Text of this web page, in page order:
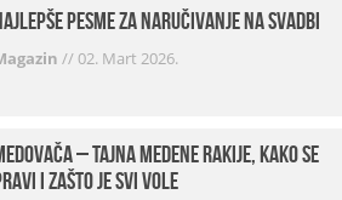
pesme za naručivanje na svadbi
//02. Mart 2026.
– tajna medene rakije, kako se
i zašto je svi vole